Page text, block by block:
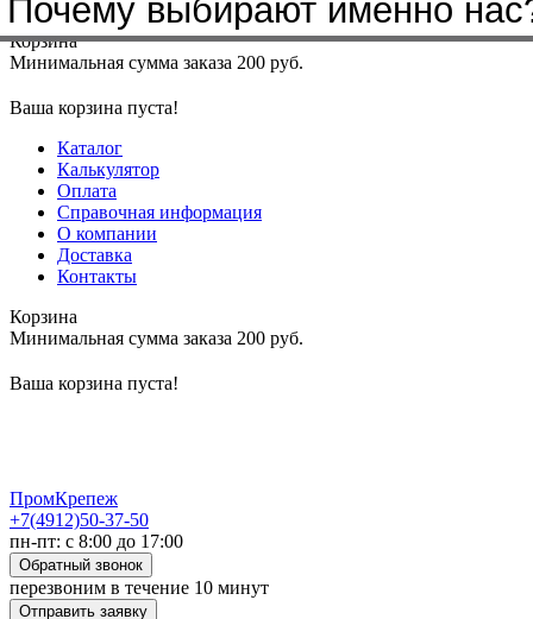
Меню+7(4912)50-37-50sbit@krep62.ru
Корзина
Минимальная сумма заказа 200 руб.
Ваша корзина пуста!
Каталог
Калькулятор
Оплата
Справочная информация
О компании
Доставка
Контакты
Корзина
Минимальная сумма заказа 200 руб.
Ваша корзина пуста!
ПромКрепеж
+7(4912)50-37-50
пн-пт: с 8:00 до 17:00
Обратный звонок
перезвоним в течение 10 минут
Отправить заявку
Почему выбирают именно